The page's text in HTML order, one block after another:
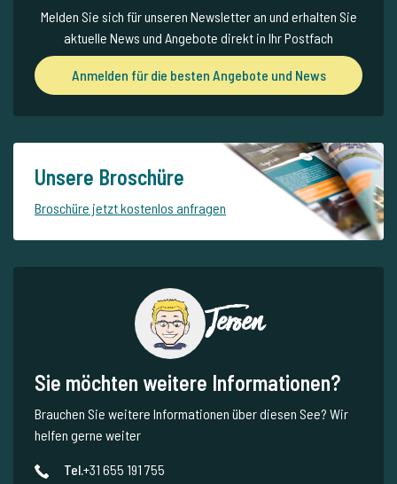
Melden Sie sich für unseren Newsletter an und erhalten Sie
aktuelle News und Angebote direkt in Ihr Postfach
Anmelden für die besten Angebote und News
Unsere Broschüre
Broschüre jetzt kostenlos anfragen
Jeroen
Sie möchten weitere Informationen?
Brauchen Sie weitere Informationen über diesen See? Wir
helfen gerne weiter
Tel.+31 655 191 755